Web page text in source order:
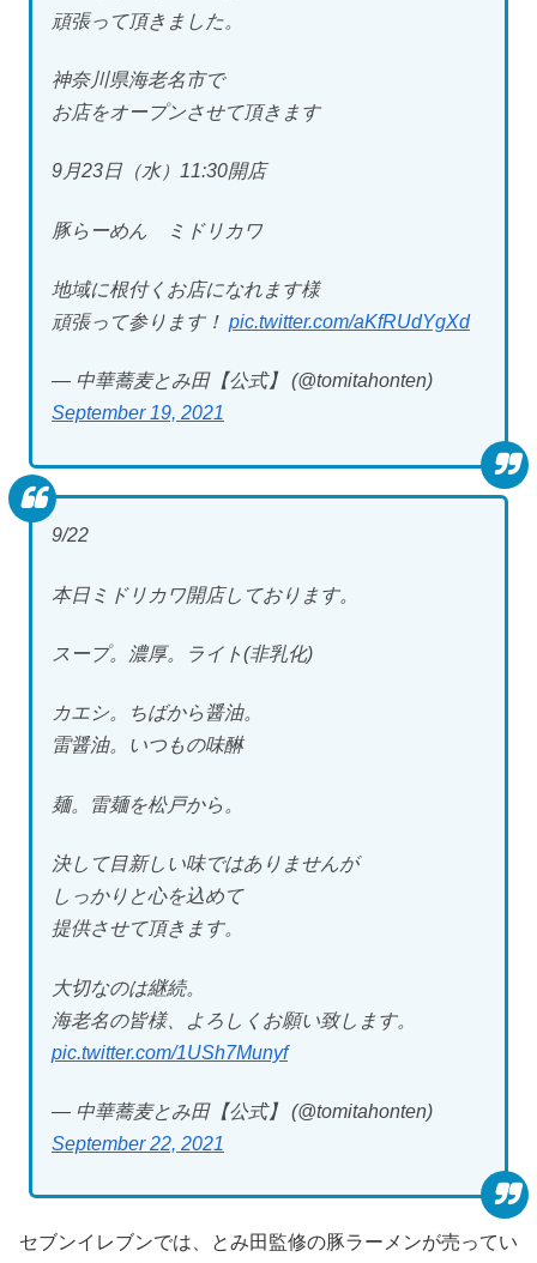
頑張って頂きました。
神奈川県海老名市で
お店をオープンさせて頂きます
9月23日（水）11:30開店
豚らーめん ミドリカワ
地域に根付くお店になれます様
頑張って参ります！ pic.twitter.com/aKfRUdYgXd
— 中華蕎麦とみ田【公式】 (@tomitahonten)
September 19, 2021
9/22
本日ミドリカワ開店しております。
スープ。濃厚。ライト(非乳化)
カエシ。ちばから醤油。
雷醤油。いつもの味醂
麺。雷麺を松戸から。
決して目新しい味ではありませんが
しっかりと心を込めて
提供させて頂きます。
大切なのは継続。
海老名の皆様、よろしくお願い致します。
pic.twitter.com/1USh7Munyf
— 中華蕎麦とみ田【公式】 (@tomitahonten)
September 22, 2021
セブンイレブンでは、とみ田監修の豚ラーメンが売ってい